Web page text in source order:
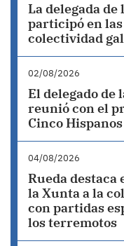
La delegada
participó en
colectividad
02/08/2026
El delegado de
reunió con el
Cinco Hispanos
04/08/2026
Rueda destaca
la Xunta a la
con partidas
los terremotos